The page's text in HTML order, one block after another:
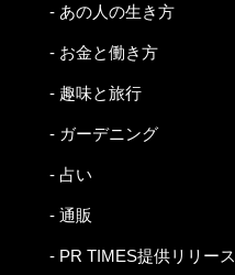
- あの人の生き方
- お金と働き方
- 趣味と旅行
- ガーデニング
- 占い
- 通販
- PR TIMES提供リリース